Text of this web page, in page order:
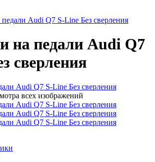
Audi Q7 S-Line Без сверления
на педали Audi Q7
сверления
всех изображений